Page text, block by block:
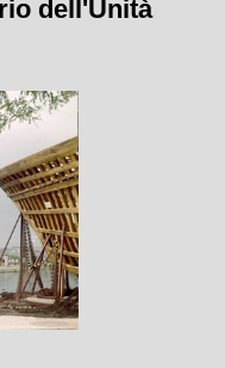
dell'Unità